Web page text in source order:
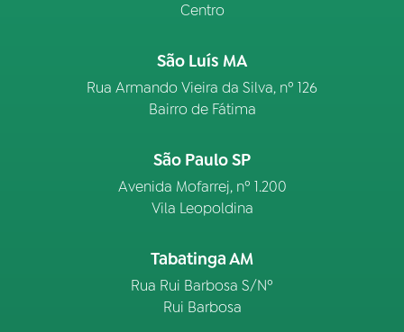
Centro
São Luís MA
Rua Armando Vieira da Silva, nº 126
Bairro de Fátima
São Paulo SP
Avenida Mofarrej, nº 1.200
Vila Leopoldina
Tabatinga AM
Rua Rui Barbosa S/Nº
Rui Barbosa